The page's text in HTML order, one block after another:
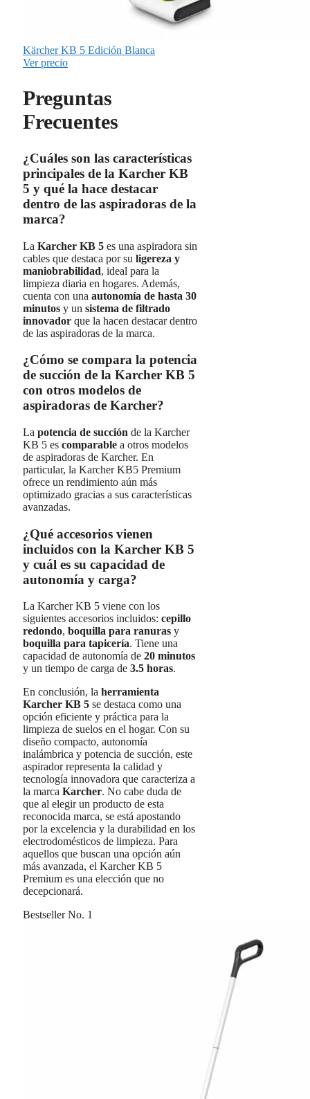
Kärcher KB 5 Edición Blanca
Ver precio
Preguntas
Frecuentes
¿Cuáles son las características
principales de la Karcher KB
5 y qué la hace destacar
dentro de las aspiradoras de la
marca?
La Karcher KB 5 es una aspiradora sin
cables que destaca por su ligereza y
maniobrabilidad, ideal para la
limpieza diaria en hogares. Además,
cuenta con una autonomía de hasta 30
minutos y un sistema de filtrado
innovador que la hacen destacar dentro
de las aspiradoras de la marca.
¿Cómo se compara la potencia
de succión de la Karcher KB 5
con otros modelos de
aspiradoras de Karcher?
La potencia de succión de la Karcher
KB 5 es comparable a otros modelos
de aspiradoras de Karcher. En
particular, la Karcher KB5 Premium
ofrece un rendimiento aún más
optimizado gracias a sus características
avanzadas.
¿Qué accesorios vienen
incluidos con la Karcher KB 5
y cuál es su capacidad de
autonomía y carga?
La Karcher KB 5 viene con los
siguientes accesorios incluidos: cepillo
redondo, boquilla para ranuras y
boquilla para tapicería. Tiene una
capacidad de autonomía de 20 minutos
y un tiempo de carga de 3.5 horas.
En conclusión, la herramienta
Karcher KB 5 se destaca como una
opción eficiente y práctica para la
limpieza de suelos en el hogar. Con su
diseño compacto, autonomía
inalámbrica y potencia de succión, este
aspirador representa la calidad y
tecnología innovadora que caracteriza a
la marca Karcher. No cabe duda de
que al elegir un producto de esta
reconocida marca, se está apostando
por la excelencia y la durabilidad en los
electrodomésticos de limpieza. Para
aquellos que buscan una opción aún
más avanzada, el Karcher KB 5
Premium es una elección que no
decepcionará.
Bestseller No. 1